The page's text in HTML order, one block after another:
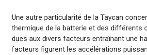
Une autre particularité de la Taycan
thermique de la batterie et des différents
dues aux divers facteurs entraînant une
facteurs figurent les accélérations